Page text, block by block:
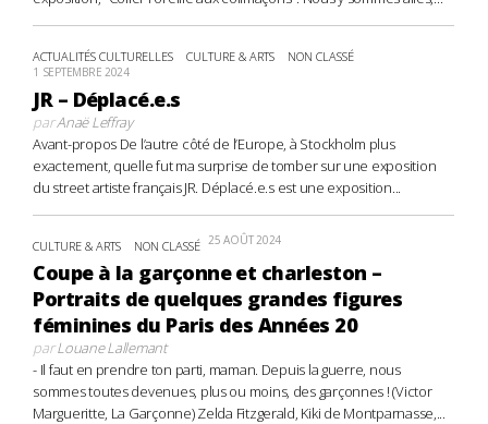
ACTUALITÉS CULTURELLES CULTURE & ARTS NON CLASSÉ
1 SEPTEMBRE 2024
JR – Déplacé.e.s
parAnaë Leffray
Avant-propos De l’autre côté de l’Europe, à Stockholm plus
exactement, quelle fut ma surprise de tomber sur une exposition
du street artiste français JR. Déplacé.e.s est une exposition...
CULTURE & ARTS NON CLASSÉ 25 AOÛT 2024
Coupe à la garçonne et charleston –
Portraits de quelques grandes figures
féminines du Paris des Années 20
parLouane Lallemant
- Il faut en prendre ton parti, maman. Depuis la guerre, nous
sommes toutes devenues, plus ou moins, des garçonnes ! (Victor
Margueritte, La Garçonne) Zelda Fitzgerald, Kiki de Montparnasse,...